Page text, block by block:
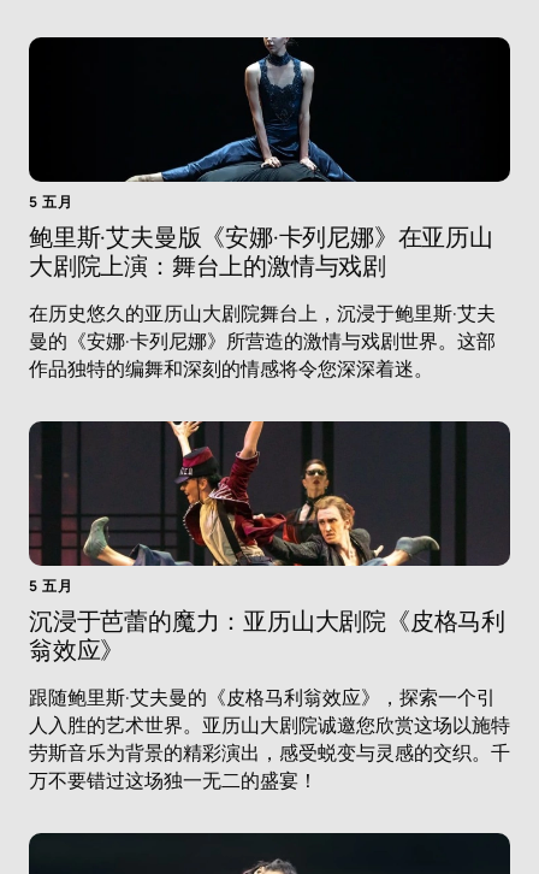
5 五月
鲍里斯·艾夫曼版《安娜·卡列尼娜》在亚历山
大剧院上演：舞台上的激情与戏剧
在历史悠久的亚历山大剧院舞台上，沉浸于鲍里斯·艾夫
曼的《安娜·卡列尼娜》所营造的激情与戏剧世界。这部
作品独特的编舞和深刻的情感将令您深深着迷。
5 五月
沉浸于芭蕾的魔力：亚历山大剧院《皮格马利
翁效应》
跟随鲍里斯·艾夫曼的《皮格马利翁效应》，探索一个引
人入胜的艺术世界。亚历山大剧院诚邀您欣赏这场以施特
劳斯音乐为背景的精彩演出，感受蜕变与灵感的交织。千
万不要错过这场独一无二的盛宴！